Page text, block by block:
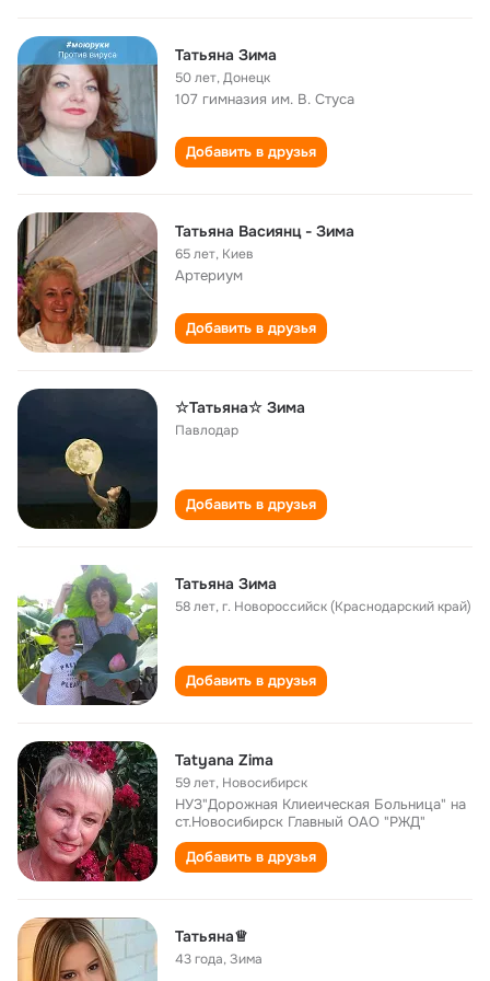
Татьяна Зима
50 лет,Донецк
107 гимназия им. В. Стуса
Добавить в друзья
Татьяна Васиянц - Зима
65 лет, Киев
Артериум
Добавить в друзья
☆Татьяна☆ Зима
Павлодар
Добавить в друзья
Татьяна Зима
58 лет,г. Новороссийск (Краснодарский край)
Добавить в друзья
Tatyana Zima
59 лет, Новосибирск
НУЗ"Дорожная Клиеическая Больница" на
ст.Новосибирск Главный ОАО "РЖД"
Добавить в друзья
Татьяна♕
43 года,Зима